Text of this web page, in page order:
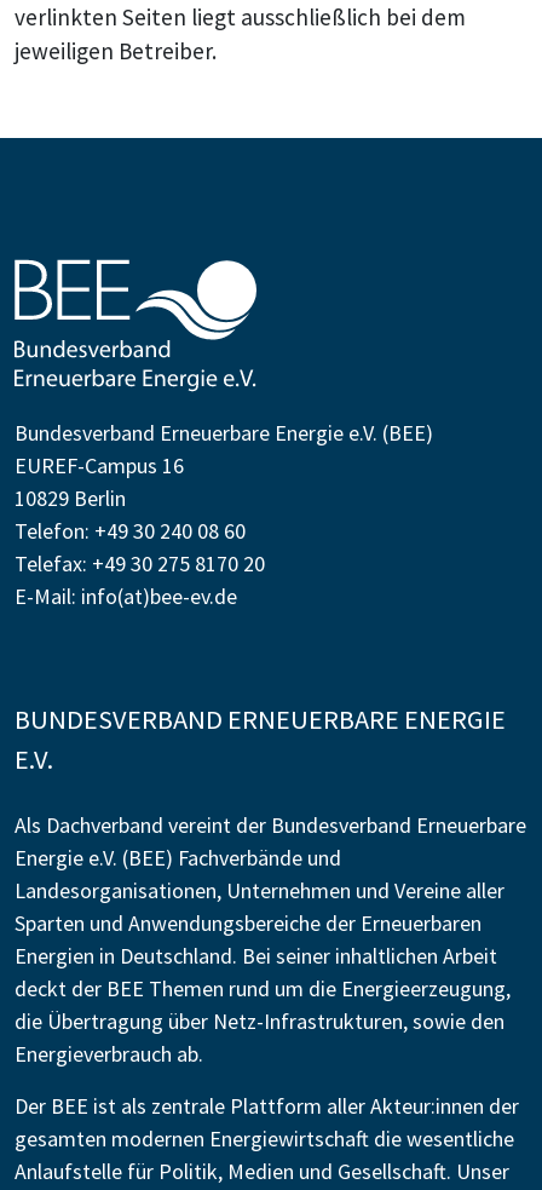
verlinkten Seiten liegt ausschließlich bei dem
jeweiligen Betreiber.
Bundesverband Erneuerbare Energie e.V. (BEE)
EUREF-Campus 16
10829 Berlin
Telefon: +49 30 240 08 60
Telefax: +49 30 275 8170 20
E-Mail: info(at)bee-ev.de
BUNDESVERBAND ERNEUERBARE ENERGIE
E.V.
Als Dachverband vereint der Bundesverband Erneuerbare
Energie e.V. (BEE) Fachverbände und
Landesorganisationen, Unternehmen und Vereine aller
Sparten und Anwendungsbereiche der Erneuerbaren
Energien in Deutschland. Bei seiner inhaltlichen Arbeit
deckt der BEE Themen rund um die Energieerzeugung,
die Übertragung über Netz-Infrastrukturen, sowie den
Energieverbrauch ab.
Der BEE ist als zentrale Plattform aller Akteur:innen der
gesamten modernen Energiewirtschaft die wesentliche
Anlaufstelle für Politik, Medien und Gesellschaft. Unser